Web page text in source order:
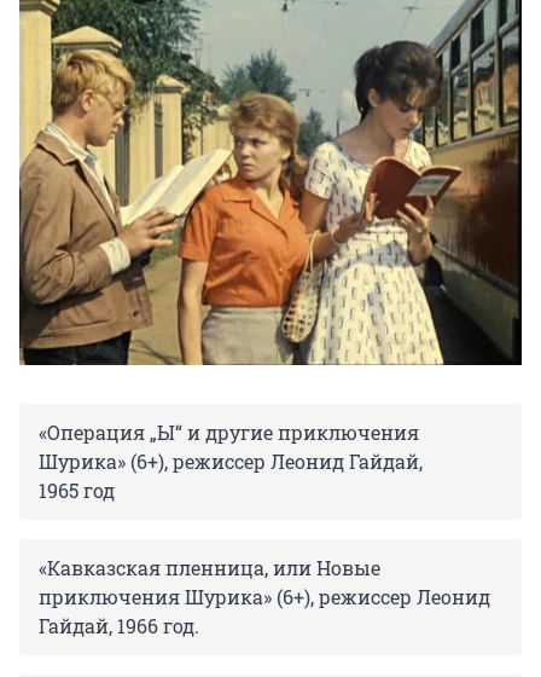
«Операция „Ы“ и другие приключения
Шурика» (6+), режиссер Леонид Гайдай,
1965 год
«Кавказская пленница, или Новые
приключения Шурика» (6+), режиссер Леонид
Гайдай, 1966 год.